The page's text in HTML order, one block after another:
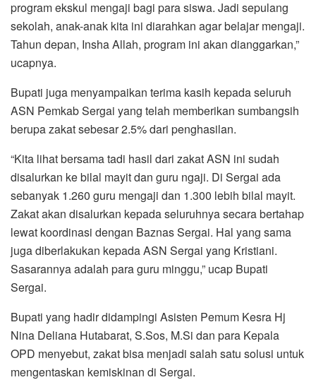
program ekskul mengaji bagi para siswa. Jadi sepulang
sekolah, anak-anak kita ini diarahkan agar belajar mengaji.
Tahun depan, Insha Allah, program ini akan dianggarkan,”
ucapnya.
Bupati juga menyampaikan terima kasih kepada seluruh
ASN Pemkab Sergai yang telah memberikan sumbangsih
berupa zakat sebesar 2.5% dari penghasilan.
“Kita lihat bersama tadi hasil dari zakat ASN ini sudah
disalurkan ke bilal mayit dan guru ngaji. Di Sergai ada
sebanyak 1.260 guru mengaji dan 1.300 lebih bilal mayit.
Zakat akan disalurkan kepada seluruhnya secara bertahap
lewat koordinasi dengan Baznas Sergai. Hal yang sama
juga diberlakukan kepada ASN Sergai yang Kristiani.
Sasarannya adalah para guru minggu,” ucap Bupati
Sergai.
Bupati yang hadir didampingi Asisten Pemum Kesra Hj
Nina Deliana Hutabarat, S.Sos, M.Si dan para Kepala
OPD menyebut, zakat bisa menjadi salah satu solusi untuk
mengentaskan kemiskinan di Sergai.